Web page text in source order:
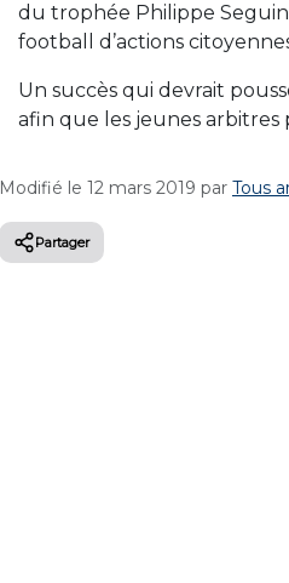
du trophée Philippe
football d’actions
Un succès qui devrait
afin que les jeunes
Modifié le 12 mars 2019 par Tous
Partager